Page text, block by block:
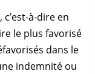
à-dire en
le plus favorisé
dans le
indemnité ou